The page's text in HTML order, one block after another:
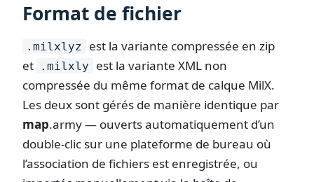
Format de fichier
.milxlyz
est la variante compressée en zip
et
.milxly
est la variante XML non
compressée du même format de calque MilX.
Les deux sont gérés de manière identique par
map.army— ouverts automatiquement d’un
double-clic sur une plateforme de bureau où
l’association de fichiers est enregistrée, ou